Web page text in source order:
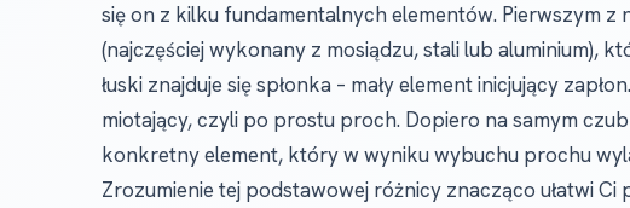
się on z kilku fundamentalnych elementów. Pierwszym z
(najczęściej wykonany z mosiądzu, stali lub aluminium),
łuski znajduje się spłonka – mały element inicjujący
miotający, czyli po prostu proch. Dopiero na samym
konkretny element, który w wyniku wybuchu prochu
Zrozumienie tej podstawowej różnicy znacząco ułatwi